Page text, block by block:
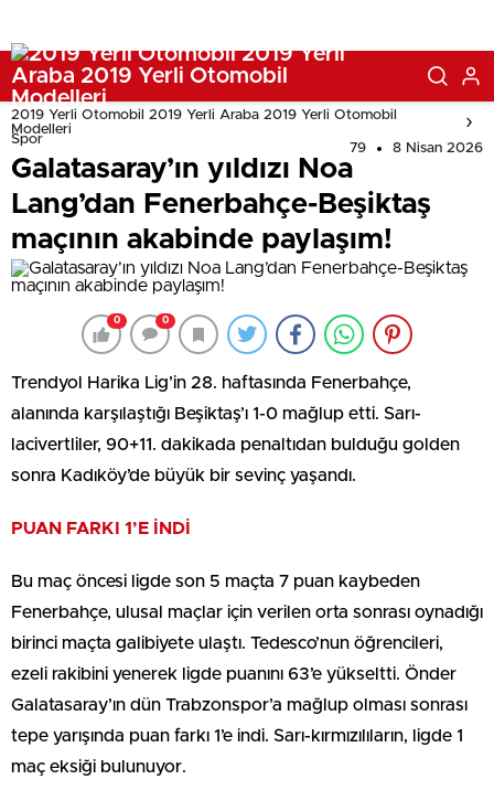
2019 Yerli Otomobil 2019 Yerli Araba 2019 Yerli Otomobil
Modelleri
Spor
79 8 Nisan 2026
Galatasaray’ın yıldızı Noa
Lang’dan Fenerbahçe-Beşiktaş
maçının akabinde paylaşım!
0 0
Trendyol Harika Lig’in 28. haftasında Fenerbahçe,
alanında karşılaştığı Beşiktaş’ı 1-0 mağlup etti. Sarı-
lacivertliler, 90+11. dakikada penaltıdan bulduğu golden
sonra Kadıköy’de büyük bir sevinç yaşandı.
PUAN FARKI 1’E İNDİ
Bu maç öncesi ligde son 5 maçta 7 puan kaybeden
Fenerbahçe, ulusal maçlar için verilen orta sonrası oynadığı
birinci maçta galibiyete ulaştı. Tedesco’nun öğrencileri,
ezeli rakibini yenerek ligde puanını 63’e yükseltti. Önder
Galatasaray’ın dün Trabzonspor’a mağlup olması sonrası
tepe yarışında puan farkı 1’e indi. Sarı-kırmızılıların, ligde 1
maç eksiği bulunuyor.